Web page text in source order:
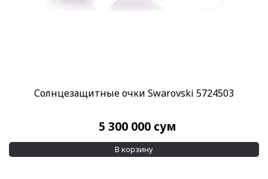
Солнцезащитные очки Swarovski 5724503
5 300 000 сум
В корзину